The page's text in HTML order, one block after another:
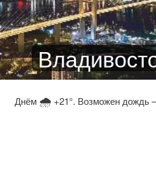
Днём 🌧 +21°. Возможен дождь